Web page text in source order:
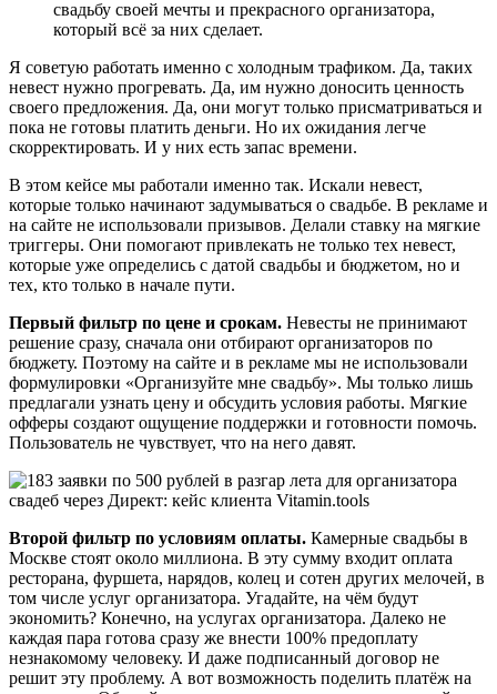
свадьбу своей мечты и прекрасного организатора,
который всё за них сделает.
Я советую работать именно с холодным трафиком. Да, таких
невест нужно прогревать. Да, им нужно доносить ценность
своего предложения. Да, они могут только присматриваться и
пока не готовы платить деньги. Но их ожидания легче
скорректировать. И у них есть запас времени.
В этом кейсе мы работали именно так. Искали невест,
которые только начинают задумываться о свадьбе. В рекламе и
на сайте не использовали призывов. Делали ставку на мягкие
триггеры. Они помогают привлекать не только тех невест,
которые уже определись с датой свадьбы и бюджетом, но и
тех, кто только в начале пути.
Первый фильтр по цене и срокам. Невесты не принимают
решение сразу, сначала они отбирают организаторов по
бюджету. Поэтому на сайте и в рекламе мы не использовали
формулировки «Организуйте мне свадьбу». Мы только лишь
предлагали узнать цену и обсудить условия работы. Мягкие
офферы создают ощущение поддержки и готовности помочь.
Пользователь не чувствует, что на него давят.
Второй фильтр по условиям оплаты. Камерные свадьбы в
Москве стоят около миллиона. В эту сумму входит оплата
ресторана, фуршета, нарядов, колец и сотен других мелочей, в
том числе услуг организатора. Угадайте, на чём будут
экономить? Конечно, на услугах организатора. Далеко не
каждая пара готова сразу же внести 100% предоплату
незнакомому человеку. И даже подписанный договор не
решит эту проблему. А вот возможность поделить платёж на